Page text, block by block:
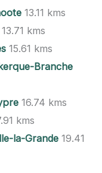
13.11 kms
13.71 kms
15.61 kms
Branche
16.74 kms
kms
la-Grande 19.41